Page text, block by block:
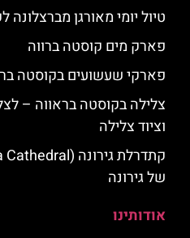
טיול יומי מאורגן מברצלונה
פארק מים קוסטה ברווה
פארקי שעשועים בקוסטה
צלילה בקוסטה בראווה –
וציוד צלילה
של גירונה
אודותינו